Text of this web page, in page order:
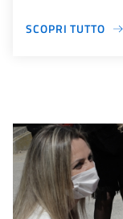
SCOPRI TUTTO